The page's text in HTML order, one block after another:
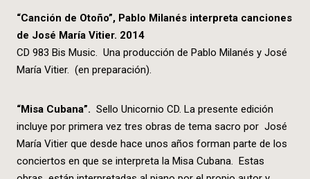
“Canción de Otoño”, Pablo Milanés interpreta canciones
de José María Vitier. 2014
CD 983 Bis Music. Una producción de Pablo Milanés y José
María Vitier. (en preparación).
“Misa Cubana”. Sello Unicornio CD. La presente edición
incluye por primera vez tres obras de tema sacro por José
María Vitier que desde hace unos años forman parte de los
conciertos en que se interpreta la Misa Cubana. Estas